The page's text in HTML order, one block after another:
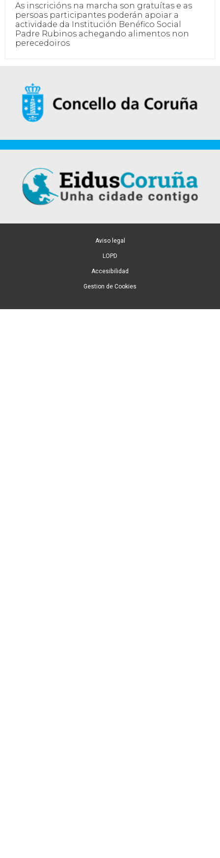
As inscricións na marcha son gratuítas e as
persoas participantes poderán apoiar a
actividade da Institución Benéfico Social
Padre Rubinos achegando alimentos non
perecedoiros
Aviso legal
LOPD
Accesibilidad
Gestion de Cookies